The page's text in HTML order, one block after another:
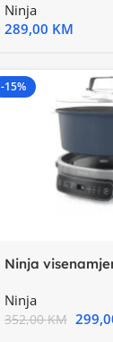
Ninja
289,00 KM
-15%
Ninja
Ninja
352,00KM